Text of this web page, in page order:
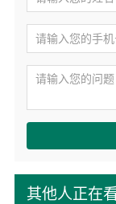
其他人正在